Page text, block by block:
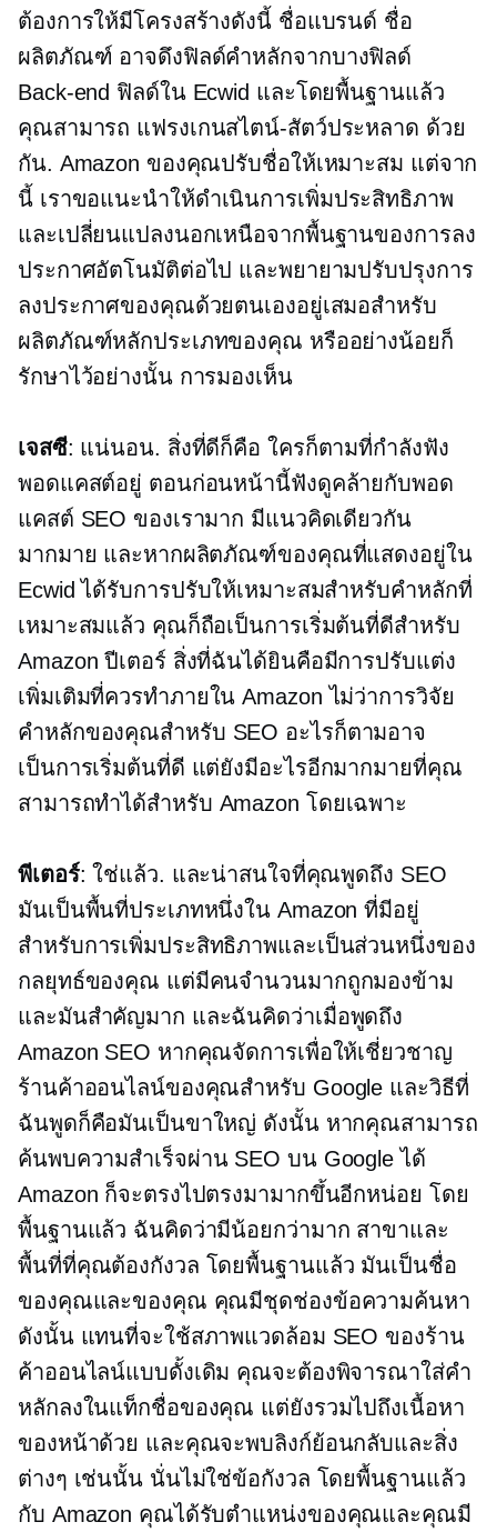
ต้องการให้มีโครงสร้างดังนี้ ชื่อแบรนด์ ชื่อ
ผลิตภัณฑ์ อาจดึงฟิลด์คำหลักจากบางฟิลด์
Back-end ฟิลด์ใน Ecwid และโดยพื้นฐานแล้ว
คุณสามารถ แฟรงเกนสไตน์-สัตว์ประหลาด ด้วย
กัน. Amazon ของคุณปรับชื่อให้เหมาะสม แต่จาก
นี้ เราขอแนะนำให้ดำเนินการเพิ่มประสิทธิภาพ
และเปลี่ยนแปลงนอกเหนือจากพื้นฐานของการลง
ประกาศอัตโนมัติต่อไป และพยายามปรับปรุงการ
ลงประกาศของคุณด้วยตนเองอยู่เสมอสำหรับ
ผลิตภัณฑ์หลักประเภทของคุณ หรืออย่างน้อยก็
รักษาไว้อย่างนั้น การมองเห็น
เจสซี: แน่นอน. สิ่งที่ดีก็คือ ใครก็ตามที่กำลังฟัง
พอดแคสต์อยู่ ตอนก่อนหน้านี้ฟังดูคล้ายกับพอด
แคสต์ SEO ของเรามาก มีแนวคิดเดียวกัน
มากมาย และหากผลิตภัณฑ์ของคุณที่แสดงอยู่ใน
Ecwid ได้รับการปรับให้เหมาะสมสำหรับคำหลักที่
เหมาะสมแล้ว คุณก็ถือเป็นการเริ่มต้นที่ดีสำหรับ
Amazon ปีเตอร์ สิ่งที่ฉันได้ยินคือมีการปรับแต่ง
เพิ่มเติมที่ควรทำภายใน Amazon ไม่ว่าการวิจัย
คำหลักของคุณสำหรับ SEO อะไรก็ตามอาจ
เป็นการเริ่มต้นที่ดี แต่ยังมีอะไรอีกมากมายที่คุณ
สามารถทำได้สำหรับ Amazon โดยเฉพาะ
พีเตอร์: ใช่แล้ว. และน่าสนใจที่คุณพูดถึง SEO
มันเป็นพื้นที่ประเภทหนึ่งใน Amazon ที่มีอยู่
สำหรับการเพิ่มประสิทธิภาพและเป็นส่วนหนึ่งของ
กลยุทธ์ของคุณ แต่มีคนจำนวนมากถูกมองข้าม
และมันสำคัญมาก และฉันคิดว่าเมื่อพูดถึง
Amazon SEO หากคุณจัดการเพื่อให้เชี่ยวชาญ
ร้านค้าออนไลน์ของคุณสำหรับ Google และวิธีที่
ฉันพูดก็คือมันเป็นขาใหญ่ ดังนั้น หากคุณสามารถ
ค้นพบความสำเร็จผ่าน SEO บน Google ได้
Amazon ก็จะตรงไปตรงมามากขึ้นอีกหน่อย โดย
พื้นฐานแล้ว ฉันคิดว่ามีน้อยกว่ามาก สาขาและ
พื้นที่ที่คุณต้องกังวล โดยพื้นฐานแล้ว มันเป็นชื่อ
ของคุณและของคุณ คุณมีชุดช่องข้อความค้นหา
ดังนั้น แทนที่จะใช้สภาพแวดล้อม SEO ของร้าน
ค้าออนไลน์แบบดั้งเดิม คุณจะต้องพิจารณาใส่คำ
หลักลงในแท็กชื่อของคุณ แต่ยังรวมไปถึงเนื้อหา
ของหน้าด้วย และคุณจะพบลิงก์ย้อนกลับและสิ่ง
ต่างๆ เช่นนั้น นั่นไม่ใช่ข้อกังวล โดยพื้นฐานแล้ว
กับ Amazon คุณได้รับตำแหน่งของคุณและคุณมี